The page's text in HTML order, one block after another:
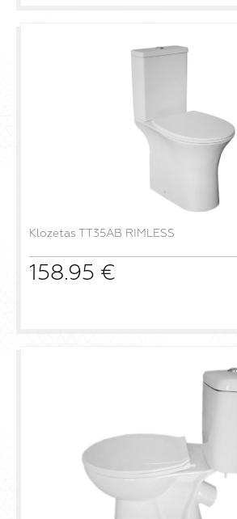
Klozetas TT35AB RIMLESS
158.95 €